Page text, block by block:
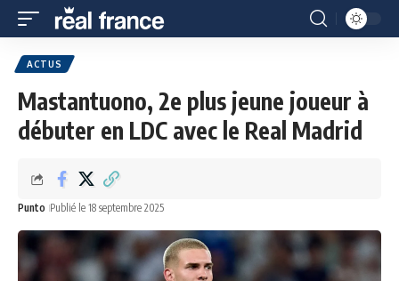
ACTUS
Mastantuono, 2e plus jeune joueur à
débuter en LDC avec le Real Madrid
Punto Publié le 18 septembre 2025